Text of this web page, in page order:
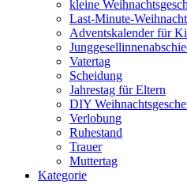
kleine
Last-Minute-
Adventskalender für
Vatertag
Scheidung
Jahrestag für Eltern
DIY
Verlobung
Ruhestand
Trauer
Muttertag
Kategorie